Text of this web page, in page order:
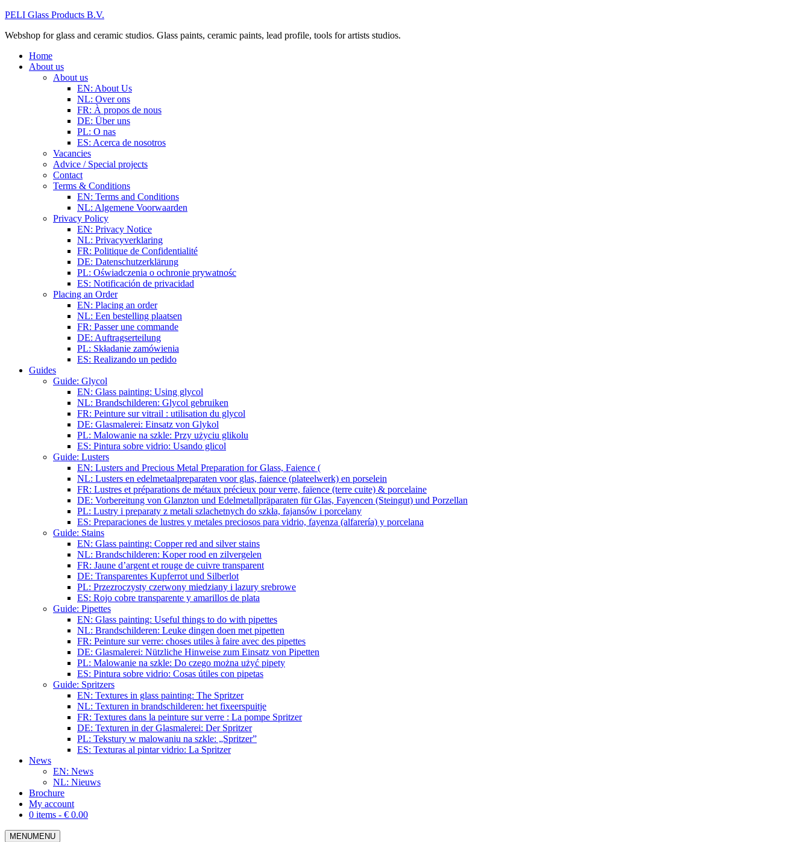
PELI Glass Products B.V.
Webshop for glass and ceramic studios. Glass paints, ceramic paints, lead profile, tools for artists studios.
Home
About us
About us
EN: About Us
NL: Over ons
FR: À propos de nous
DE: Über uns
PL: O nas
ES: Acerca de nosotros
Vacancies
Advice / Special projects
Contact
Terms & Conditions
EN: Terms and Conditions
NL: Algemene Voorwaarden
Privacy Policy
EN: Privacy Notice
NL: Privacyverklaring
FR: Politique de Confidentialité
DE: Datenschutzerklärung
PL: Oświadczenia o ochronie prywatnośc
ES: Notificación de privacidad
Placing an Order
EN: Placing an order
NL: Een bestelling plaatsen
FR: Passer une commande
DE: Auftragserteilung
PL: Składanie zamówienia
ES: Realizando un pedido
Guides
Guide: Glycol
EN: Glass painting: Using glycol
NL: Brandschilderen: Glycol gebruiken
FR: Peinture sur vitrail : utilisation du glycol
DE: Glasmalerei: Einsatz von Glykol
PL: Malowanie na szkle: Przy użyciu glikolu
ES: Pintura sobre vidrio: Usando glicol
Guide: Lusters
EN: Lusters and Precious Metal Preparation for Glass, Faience (
NL: Lusters en edelmetaalpreparaten voor glas, faience (plateelwerk) en porselein
FR: Lustres et préparations de métaux précieux pour verre, faïence (terre cuite) & porcelaine
DE: Vorbereitung von Glanzton und Edelmetallpräparaten für Glas, Fayencen (Steingut) und Porzellan
PL: Lustry i preparaty z metali szlachetnych do szkła, fajansów i porcelany
ES: Preparaciones de lustres y metales preciosos para vidrio, fayenza (alfarería) y porcelana
Guide: Stains
EN: Glass painting: Copper red and silver stains
NL: Brandschilderen: Koper rood en zilvergelen
FR: Jaune d’argent et rouge de cuivre transparent
DE: Transparentes Kupferrot und Silberlot
PL: Przezroczysty czerwony miedziany i lazury srebrowe
ES: Rojo cobre transparente y amarillos de plata
Guide: Pipettes
EN: Glass painting: Useful things to do with pipettes
NL: Brandschilderen: Leuke dingen doen met pipetten
FR: Peinture sur verre: choses utiles à faire avec des pipettes
DE: Glasmalerei: Nützliche Hinweise zum Einsatz von Pipetten
PL: Malowanie na szkle: Do czego można użyć pipety
ES: Pintura sobre vidrio: Cosas útiles con pipetas
Guide: Spritzers
EN: Textures in glass painting: The Spritzer
NL: Texturen in brandschilderen: het fixeerspuitje
FR: Textures dans la peinture sur verre : La pompe Spritzer
DE: Texturen in der Glasmalerei: Der Spritzer
PL: Tekstury w malowaniu na szkle: „Spritzer”
ES: Texturas al pintar vidrio: La Spritzer
News
EN: News
NL: Nieuws
Brochure
My account
0 items - € 0.00
MENUMENU